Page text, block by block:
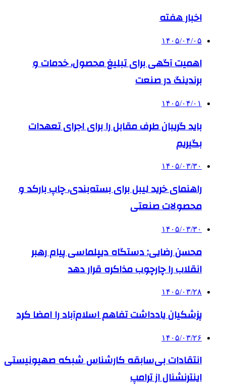
اخبار هفته
۱۴۰۵/۰۴/۰۵
اهمیت آگهی برای تبلیغ محصول، خدمات و
برندینگ در صنعت
۱۴۰۵/۰۴/۰۱
باید گریبان طرف مقابل را برای اجرای تعهدات
بگیریم
۱۴۰۵/۰۳/۳۰
راهنمای خرید لیبل برای بسته‌بندی، چاپ بارکد و
محصولات صنعتی
۱۴۰۵/۰۳/۳۰
محسن رضایی: دستگاه دیپلماسی پیام رهبر
انقلاب را چارچوب مذاکره قرار دهد
۱۴۰۵/۰۳/۲۸
پزشکیان یادداشت تفاهم اسلام‌آباد را امضا کرد
۱۴۰۵/۰۳/۲۶
انتقادات بی‌سابقه کارشناس شبکه صهیونیستی
اینترنشنال از ترامپ